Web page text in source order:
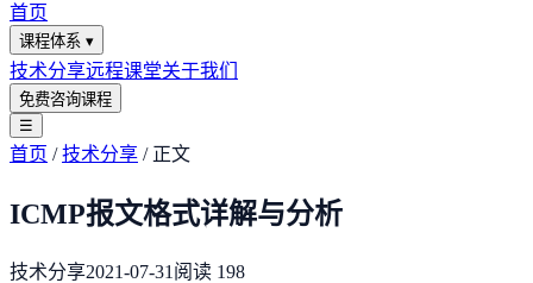
首页
课程体系 ▾
技术分享远程课堂关于我们
免费咨询课程
☰
首页 /技术分享 / 正文
ICMP报文格式详解与分析
技术分享2021-07-31 阅读 198